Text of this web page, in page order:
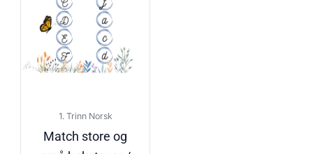
1. Trinn Norsk
Match store og